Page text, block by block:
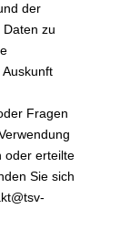
der
zu
Fragen
oder erteilte
Sie sich